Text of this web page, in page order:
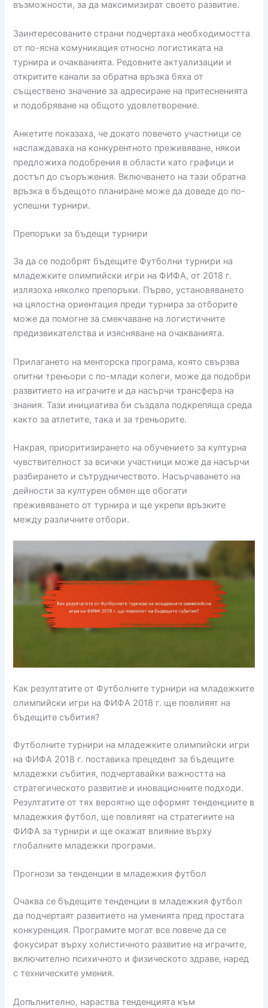
възможности, за да максимизират своето развитие.
Заинтересованите страни подчертаха необходимостта
от по-ясна комуникация относно логистиката на
турнира и очакванията. Редовните актуализации и
откритите канали за обратна връзка бяха от
съществено значение за адресиране на притесненията
и подобряване на общото удовлетворение.
Анкетите показаха, че докато повечето участници се
наслаждаваха на конкурентното преживяване, някои
предложиха подобрения в области като графици и
достъп до съоръжения. Включването на тази обратна
връзка в бъдещото планиране може да доведе до по-
успешни турнири.
Препоръки за бъдещи турнири
За да се подобрят бъдещите Футболни турнири на
младежките олимпийски игри на ФИФА, от 2018 г.
излязоха няколко препоръки. Първо, установяването
на цялостна ориентация преди турнира за отборите
може да помогне за смекчаване на логистичните
предизвикателства и изясняване на очакванията.
Прилагането на менторска програма, която свързва
опитни треньори с по-млади колеги, може да подобри
развитието на играчите и да насърчи трансфера на
знания. Тази инициатива би създала подкрепяща среда
както за атлетите, така и за треньорите.
Накрая, приоритизирането на обучението за културна
чувствителност за всички участници може да насърчи
разбирането и сътрудничеството. Насърчаването на
дейности за културен обмен ще обогати
преживяването от турнира и ще укрепи връзките
между различните отбори.
Как резултатите от Футболните турнири на младежките
олимпийски игри на ФИФА 2018 г. ще повлияят на
бъдещите събития?
Футболните турнири на младежките олимпийски игри
на ФИФА 2018 г. поставиха прецедент за бъдещите
младежки събития, подчертавайки важността на
стратегическото развитие и иновационните подходи.
Резултатите от тях вероятно ще оформят тенденциите в
младежкия футбол, ще повлияят на стратегиите на
ФИФА за турнири и ще окажат влияние върху
глобалните младежки програми.
Прогнози за тенденции в младежкия футбол
Очаква се бъдещите тенденции в младежкия футбол
да подчертаят развитието на уменията пред простата
конкуренция. Програмите могат все повече да се
фокусират върху холистичното развитие на играчите,
включително психичното и физическото здраве, наред
с техническите умения.
Допълнително, нараства тенденцията към